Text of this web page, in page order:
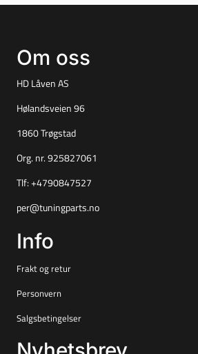
Om oss
HD Låven AS
Hølandsveien 96
1860 Trøgstad
Org. nr. 925827061
Tlf: +4790847527
per@tuningparts.no
Info
Frakt og retur
Personvern
Salgsbetingelser